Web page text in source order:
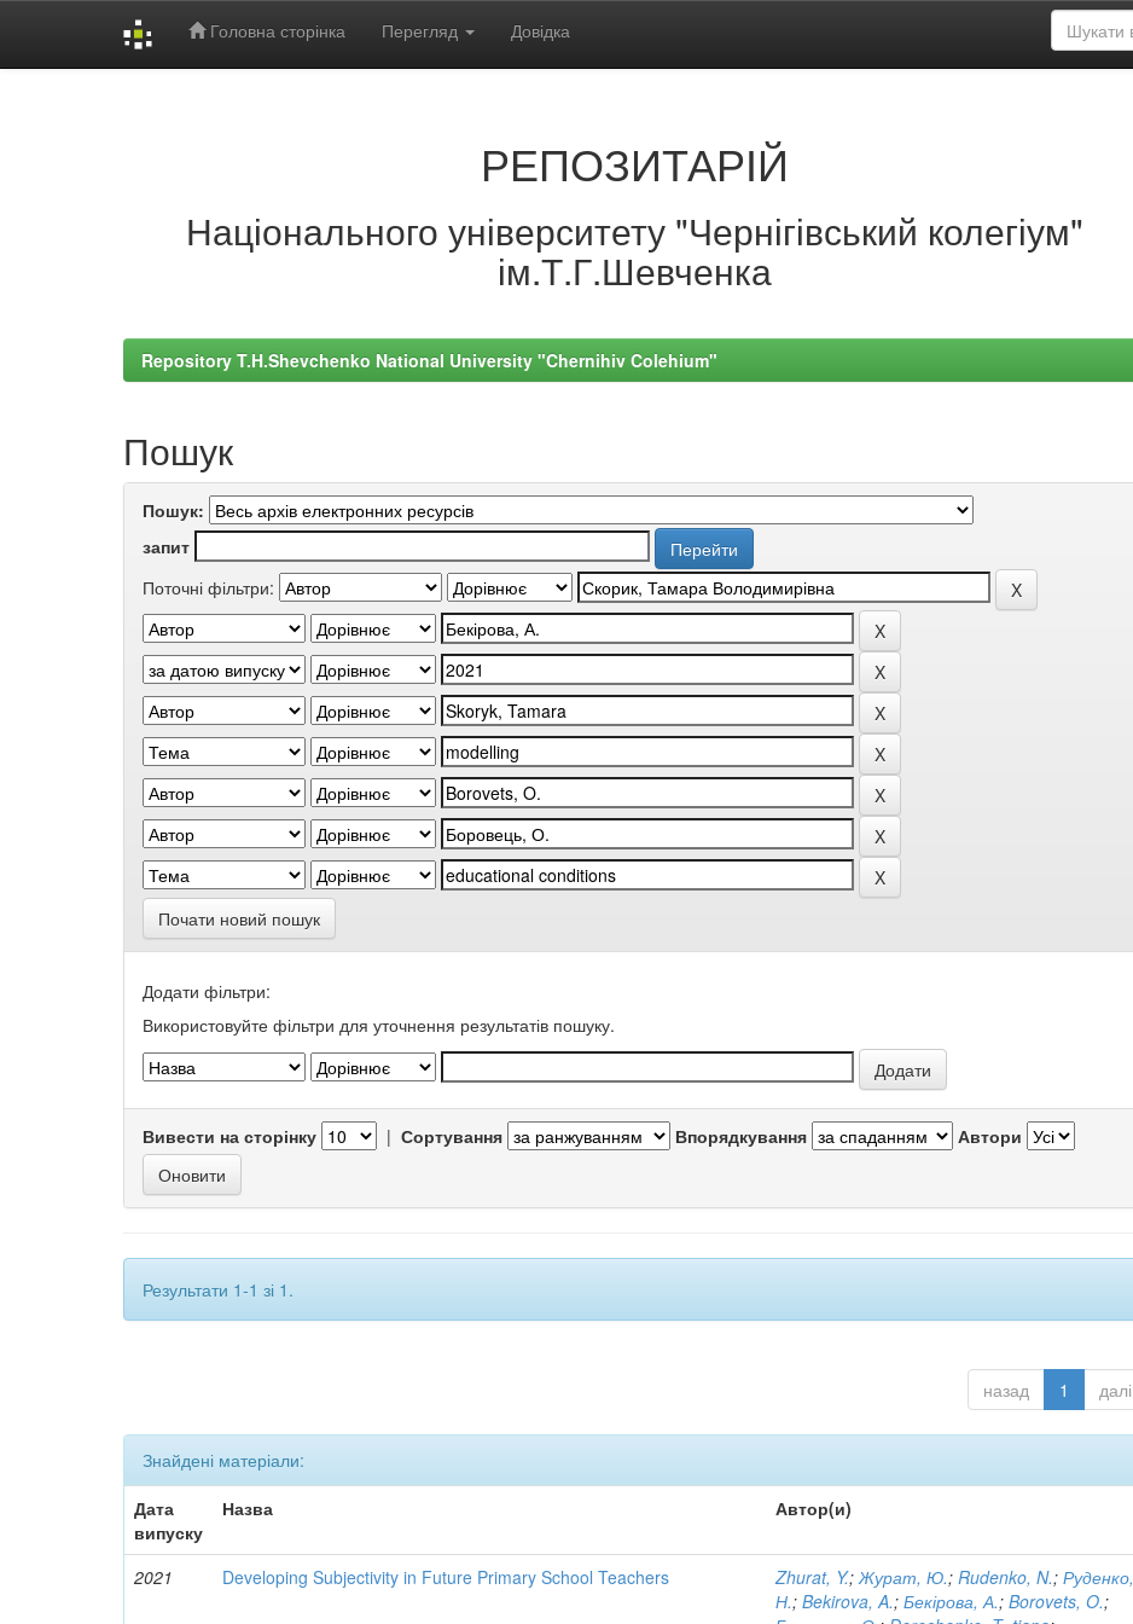
Головна сторінка Перегляд Довідка
РЕПОЗИТАРІЙ
Національного університету "Чернігівський колегіум"
ім.Т.Г.Шевченка
Repository T.H.Shevchenko National University "Chernihiv Colehium"
Пошук
Пошук:
запит
Поточні фільтри:
Почати новий пошук
Додати фільтри:
Використовуйте фільтри для уточнення результатів пошуку.
Вивести на сторінку | Сортування Впорядкування Автори
Результати 1-1 зі 1.
назад 1 далі
Знайдені матеріали:
Дата
випуску
Назва Автор(и)
2021 Developing Subjectivity in Future Primary School Teachers Zhurat, Y.;Журат, Ю.;Rudenko, N.;Руденко,
Н.;Bekirova, A.;Бекірова, А.;Borovets, O.;